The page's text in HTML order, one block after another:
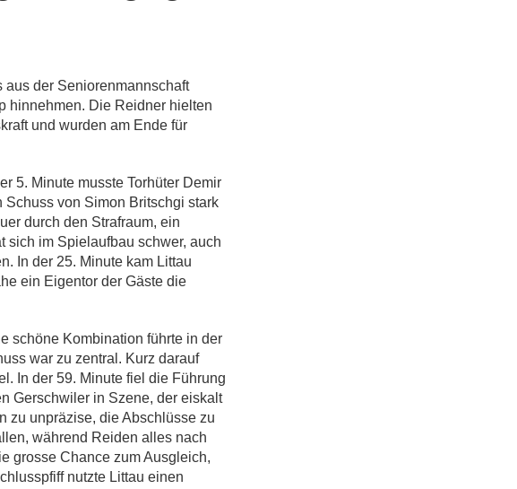
aus der Seniorenmannschaft
hinnehmen. Die Reidner hielten
und wurden am Ende für
5. Minute musste Torhüter Demir
von Simon Britschgi stark
durch den Strafraum, ein
sich im Spielaufbau schwer, auch
In der 25. Minute kam Littau
ein Eigentor der Gäste die
schöne Kombination führte in der
war zu zentral. Kurz darauf
In der 59. Minute fiel die Führung
Gerschwiler in Szene, der eiskalt
zu unpräzise, die Abschlüsse zu
während Reiden alles nach
grosse Chance zum Ausgleich,
nutzte Littau einen